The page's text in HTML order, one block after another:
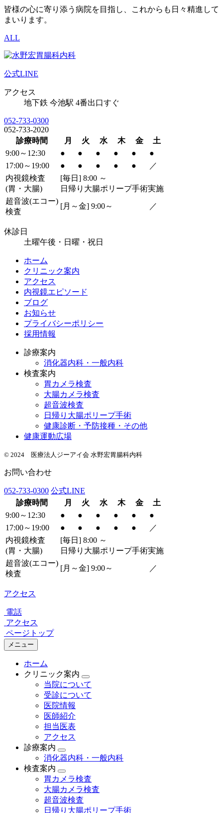
皆様の心に寄り添う病院を目指し、これからも日々精進して
まいります。
ALL
公式LINE
アクセス
地下鉄 今池駅 4番出口すぐ
052-733-0300
052-733-2020
診療時間
月 火 水 木 金
土
9:00～12:30
● ● ● ● ●
●
17:00～19:00
● ● ● ● ●
／
内視鏡検査
(胃・大腸)
[毎日] 8:00 ～
日帰り大腸ポリープ手術実施
超音波(エコー)
検査
[月～金] 9:00～ ／
休診日
土曜午後・日曜・祝日
ホーム
クリニック案内
アクセス
内視鏡エピソード
ブログ
お知らせ
プライバシーポリシー
採用情報
診療案内
消化器内科・一般内科
検査案内
胃カメラ検査
大腸カメラ検査
超音波検査
日帰り大腸ポリープ手術
健康診断・予防接種・その他
健康運動広場
© 2024 医療法人ジーアイ会 水野宏胃腸科内科
お問い合わせ
052-733-0300 公式LINE
診療時間
月 火 水 木 金
土
9:00～12:30
● ● ● ● ●
●
17:00～19:00
● ● ● ● ●
／
内視鏡検査
(胃・大腸)
[毎日] 8:00 ～
日帰り大腸ポリープ手術実施
超音波(エコー)
検査
[月～金] 9:00～ ／
アクセス
電話
アクセス
ページトップ
メニュー
ホーム
クリニック案内
当院について
受診について
医院情報
医師紹介
担当医表
アクセス
診療案内
消化器内科・一般内科
検査案内
胃カメラ検査
大腸カメラ検査
超音波検査
日帰り大腸ポリープ手術